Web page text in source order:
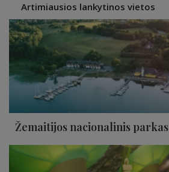
Artimiausios lankytinos vietos
Žemaitijos nacionalinis parkas